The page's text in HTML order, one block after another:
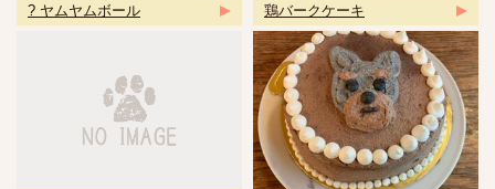
? ヤムヤムボール 鶏バークケーキ